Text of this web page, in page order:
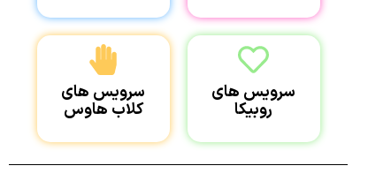
سرویس های
روبیکا
سرویس های
کلاب هاوس